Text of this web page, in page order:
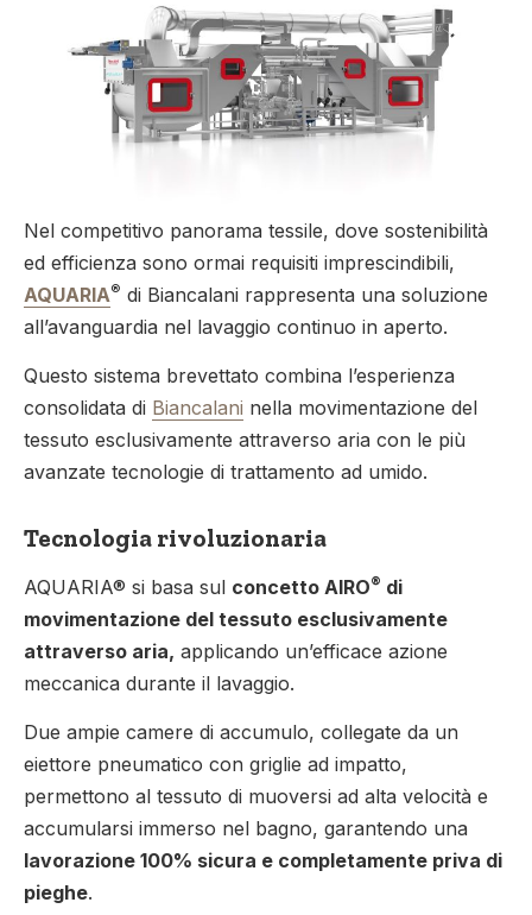
Nel competitivo panorama tessile, dove sostenibilità
ed efficienza sono ormai requisiti imprescindibili,
AQUARIA® di Biancalani rappresenta una soluzione
all’avanguardia nel lavaggio continuo in aperto.
Questo sistema brevettato combina l’esperienza
consolidata di Biancalani nella movimentazione del
tessuto esclusivamente attraverso aria con le più
avanzate tecnologie di trattamento ad umido.
Tecnologia rivoluzionaria
AQUARIA® si basa sul concetto AIRO® di
movimentazione del tessuto esclusivamente
attraverso aria, applicando un’efficace azione
meccanica durante il lavaggio.
Due ampie camere di accumulo, collegate da un
eiettore pneumatico con griglie ad impatto,
permettono al tessuto di muoversi ad alta velocità e
accumularsi immerso nel bagno, garantendo una
lavorazione 100% sicura e completamente priva di
pieghe.